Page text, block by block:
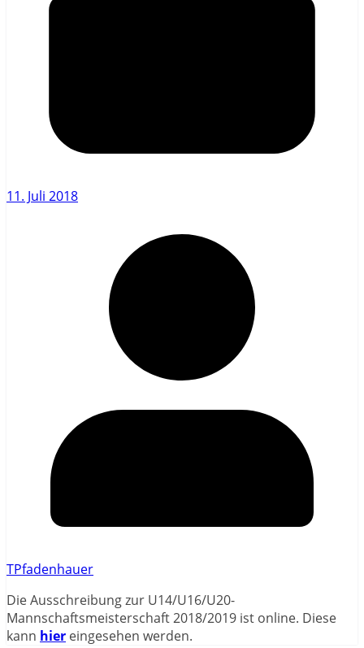
11. Juli 2018
TPfadenhauer
Die Ausschreibung zur U14/U16/U20-
Mannschaftsmeisterschaft 2018/2019 ist online. Diese
kann hier eingesehen werden.